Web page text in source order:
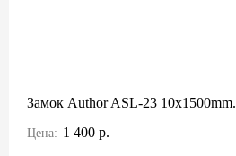
Замок Author ASL-23 10x1500mm.
Цена: 1 400 р.